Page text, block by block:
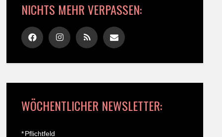
NICHTS MEHR VERPASSEN:
WÖCHENTLICHER NEWSLETTER:
*Pflichtfeld